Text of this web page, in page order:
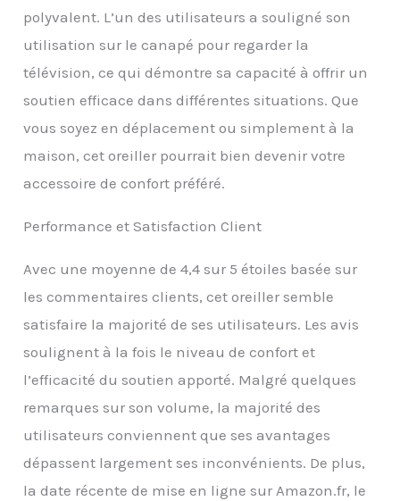
forme derrière votre dos
peut fournir un soutien
soulager le stress
encouru sur votre dos
périodes d'assise. Cet
oreiller ajoute du confort
soit en voiture, en bus,
Housse lavable : la
haute qualité de l'oreiller
facilement amovible et
lavable en machine
éclair arrière pratique,
ce qui permet de rester
votre prochain voyage.
Portable : le coussin de
voyage Memory Foam
est ultra léger et
portable. Il est sécurisé
polyvalent. L’un des utilisateurs a souligné son
utilisation sur le canapé pour regarder la
télévision, ce qui démontre sa capacité à offrir un
soutien efficace dans différentes situations. Que
vous soyez en déplacement ou simplement à la
maison, cet oreiller pourrait bien devenir votre
accessoire de confort préféré.
Performance et Satisfaction Client
Avec une moyenne de 4,4 sur 5 étoiles basée sur
les commentaires clients, cet oreiller semble
satisfaire la majorité de ses utilisateurs. Les avis
soulignent à la fois le niveau de confort et
l’efficacité du soutien apporté. Malgré quelques
remarques sur son volume, la majorité des
utilisateurs conviennent que ses avantages
dépassent largement ses inconvénients. De plus,
la date récente de mise en ligne sur Amazon.fr, le